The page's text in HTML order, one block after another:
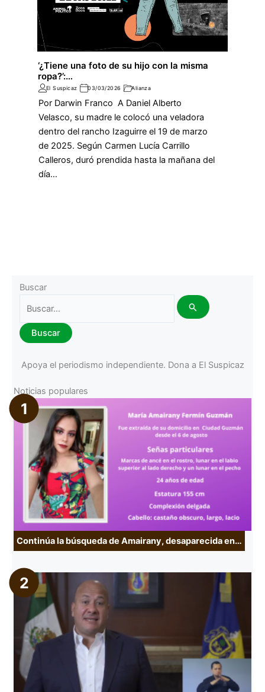
‘¿Tiene una foto de su hijo con la misma
ropa?’:…
El Suspicaz 03/03/2026 Alianza
Por Darwin Franco A Daniel Alberto
Velasco, su madre le colocó una veladora
dentro del rancho Izaguirre el 19 de marzo
de 2025. Según Carmen Lucía Carrillo
Calleros, duró prendida hasta la mañana del
día…
Buscar
Buscar
Apoya el periodismo independiente. Dona a El Suspicaz
Noticias populares
Continúa la búsqueda de Amairany, desaparecida en…